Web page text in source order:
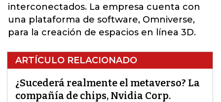
interconectados. La empresa cuenta con
una plataforma de software, Omniverse,
para la creación de espacios en línea 3D.
ARTÍCULO RELACIONADO
¿Sucederá realmente el metaverso? La
compañía de chips, Nvidia Corp.